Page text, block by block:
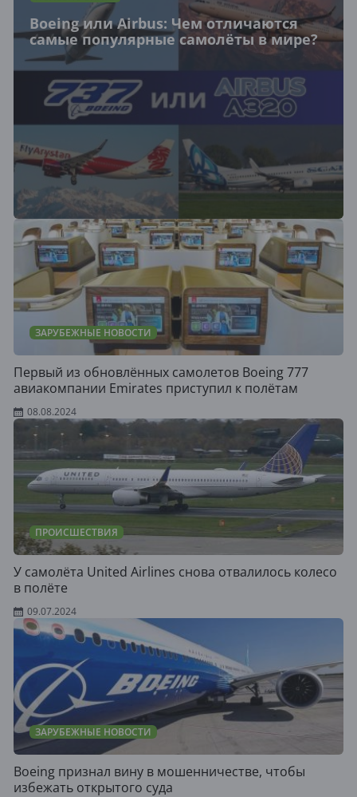
Boeing или Airbus: Чем отличаются
самые популярные самолёты в мире?
ЗАРУБЕЖНЫЕ НОВОСТИ
Первый из обновлённых самолетов Boeing 777
авиакомпании Emirates приступил к полётам
08.08.2024
ПРОИСШЕСТВИЯ
У самолёта United Airlines снова отвалилось колесо
в полёте
09.07.2024
ЗАРУБЕЖНЫЕ НОВОСТИ
Boeing признал вину в мошенничестве, чтобы
избежать открытого суда